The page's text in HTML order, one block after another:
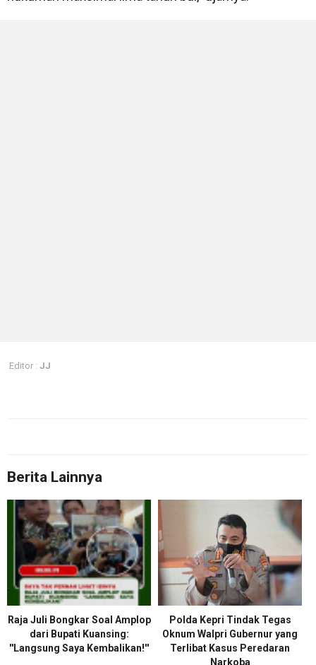
Editor : JJ
Berita Lainnya
Raja Juli Bongkar Soal Amplop
dari Bupati Kuansing:
''Langsung Saya Kembalikan!''
Polda Kepri Tindak Tegas
Oknum Walpri Gubernur yang
Terlibat Kasus Peredaran
Narkoba